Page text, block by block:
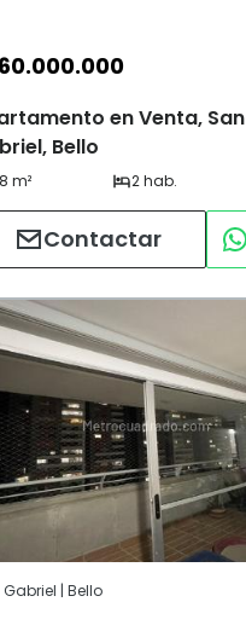
en Venta, San
Bello
Contactar
| Bello